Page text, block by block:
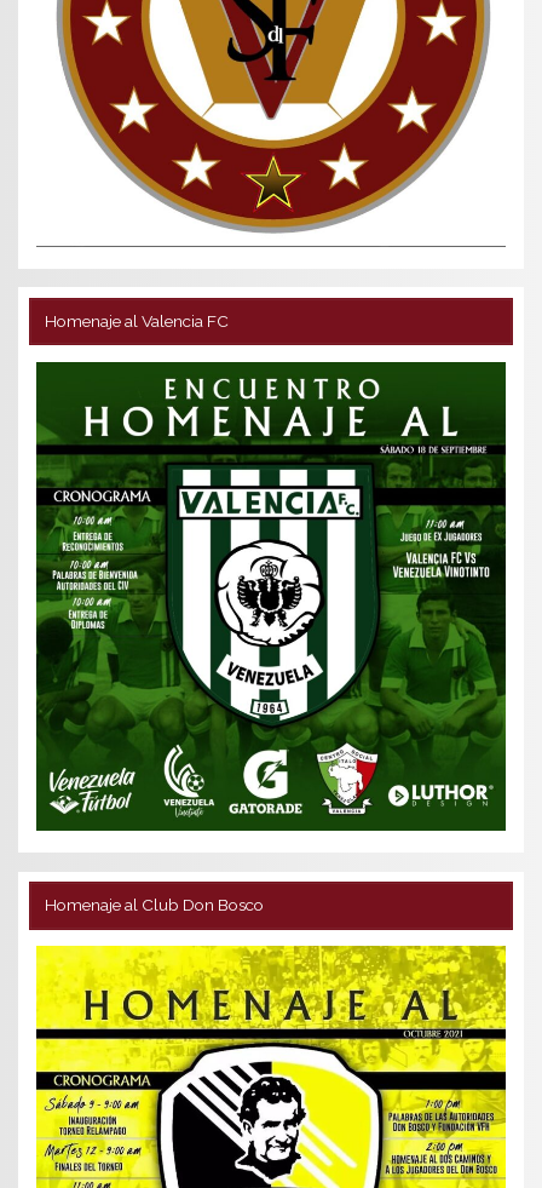
Homenaje al Valencia FC
Homenaje al Club Don Bosco